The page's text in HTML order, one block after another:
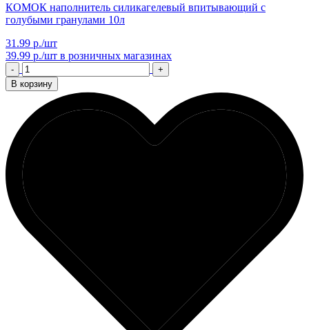
КОМОК наполнитель силикагелевый впитывающий с
голубыми гранулами 10л
31.99 р./шт
39.99 р./шт в розничных магазинах
-
+
В корзину